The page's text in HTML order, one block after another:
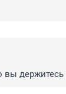
вы держитесь